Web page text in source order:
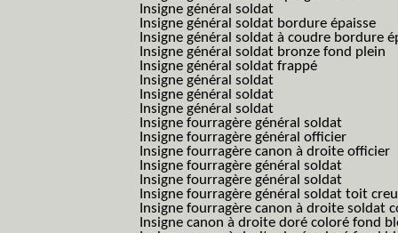
Insigne général soldat
Insigne général soldat bordure épaisse
Insigne général soldat à coudre bordure
Insigne général soldat bronze fond plein
Insigne général soldat frappé
Insigne général soldat
Insigne général soldat
Insigne général soldat
Insigne fourragère général soldat
Insigne fourragère général officier
Insigne fourragère canon à droite officier
Insigne fourragère général soldat
Insigne fourragère général soldat
Insigne fourragère général soldat toit
Insigne fourragère canon à droite soldat
Insigne canon à droite doré coloré fond